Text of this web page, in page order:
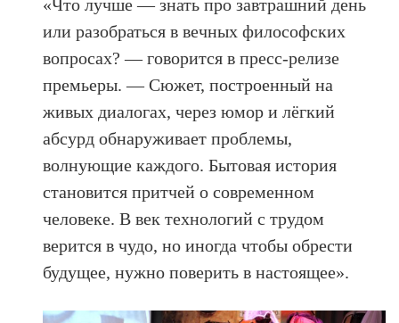
«Что лучше — знать про завтрашний день
или разобраться в вечных философских
вопросах? — говорится в пресс-релизе
премьеры. — Сюжет, построенный на
живых диалогах, через юмор и лёгкий
абсурд обнаруживает проблемы,
волнующие каждого. Бытовая история
становится притчей о современном
человеке. В век технологий с трудом
верится в чудо, но иногда чтобы обрести
будущее, нужно поверить в настоящее».